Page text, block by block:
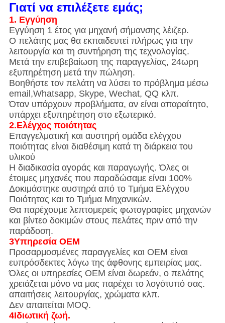
Γιατί να επιλέξετε εμάς;
1. Εγγύηση
Εγγύηση 1 έτος για μηχανή σήμανσης λέιζερ.
Ο πελάτης μας θα εκπαιδευτεί πλήρως για την
λειτουργία και τη συντήρηση της τεχνολογίας.
Μετά την επιβεβαίωση της παραγγελίας, 24ωρη
εξυπηρέτηση μετά την πώληση.
Βοηθήστε τον πελάτη να λύσει το πρόβλημα μέσω
email,Whatsapp, Skype, Wechat, QQ κλπ.
Όταν υπάρχουν προβλήματα, αν είναι απαραίτητο,
υπάρχει εξυπηρέτηση στο εξωτερικό.
2.Ελέγχος ποιότητας
Επαγγελματική και αυστηρή ομάδα ελέγχου
ποιότητας είναι διαθέσιμη κατά τη διάρκεια του
υλικού
Η διαδικασία αγοράς και παραγωγής. Όλες οι
έτοιμες μηχανές που παραδώσαμε είναι 100%
Δοκιμάστηκε αυστηρά από το Τμήμα Ελέγχου
Ποιότητας και το Τμήμα Μηχανικών.
Θα παρέχουμε λεπτομερείς φωτογραφίες μηχανών
και βίντεο δοκιμών στους πελάτες πριν από την
παράδοση.
3Υπηρεσία OEM
Προσαρμοσμένες παραγγελίες και OEM είναι
ευπρόσδεκτες λόγω της άφθονης εμπειρίας μας.
Όλες οι υπηρεσίες OEM είναι δωρεάν, ο πελάτης
χρειάζεται μόνο να μας παρέχει το λογότυπό σας.
απαιτήσεις λειτουργίας, χρώματα κλπ.
Δεν απαιτείται MOQ.
4Ιδιωτική ζωή.